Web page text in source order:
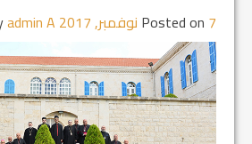
Posted on 7 نوفمبر, 2017 admin A